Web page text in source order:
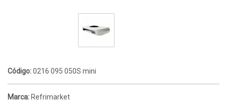
Código:0216 095 050S mini
Marca: Refrimarket